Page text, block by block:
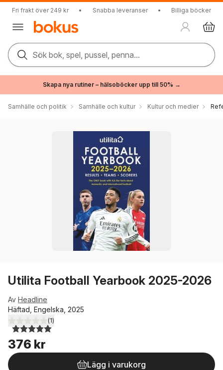
Fri frakt över 249 kr • Snabba leveranser • Billiga böcker
Sök bok, spel, pussel, penna...
Skapa nya rutiner – hälsoböcker upp till 50% →
Samhälle och politik Samhälle och kultur Kultur och medier
Utilita Football Yearbook 2025-2026
Av Headline
Häftad, Engelska, 2025
5,0utav 5 stjärnor. Totalt antal röster:
(1)
376 kr
Lägg i varukorg